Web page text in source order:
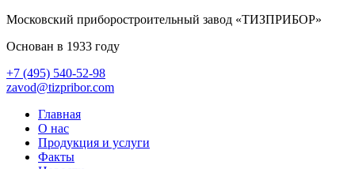
Московский приборостроительный завод «ТИЗПРИБОР»
Основан в 1933 году
+7 (495) 540-52-98
zavod@tizpribor.com
Главная
О нас
Продукция и услуги
Факты